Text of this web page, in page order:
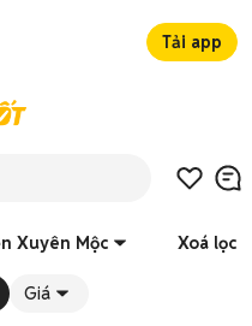
Tải app
Xuyên Mộc Xoá lọc
Giá